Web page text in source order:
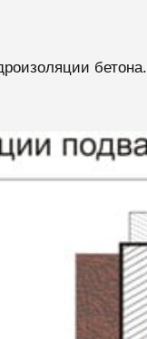
бетона.